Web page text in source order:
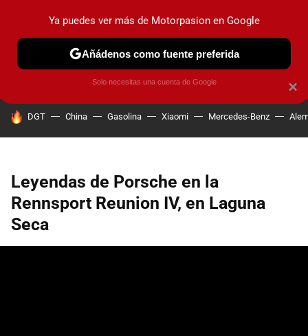
PRUEBAS COCHES ELÉCTRICOS OBSERVATORIO
HOY SE HABLA DE
DGT China Gasolina Xiaomi Mercedes-Benz
Leyendas de Porsche en la
Rennsport Reunion IV, en Laguna
Seca
×
Ya puedes ver más de Motorpasion en Google
Añádenos como fuente preferida
Solo necesitas una cuenta de Google